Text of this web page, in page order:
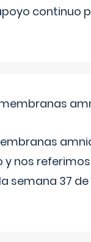
continuo
nos
semana 37